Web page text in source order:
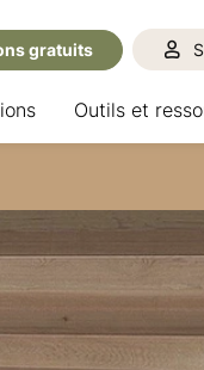
gratuits
Outils et